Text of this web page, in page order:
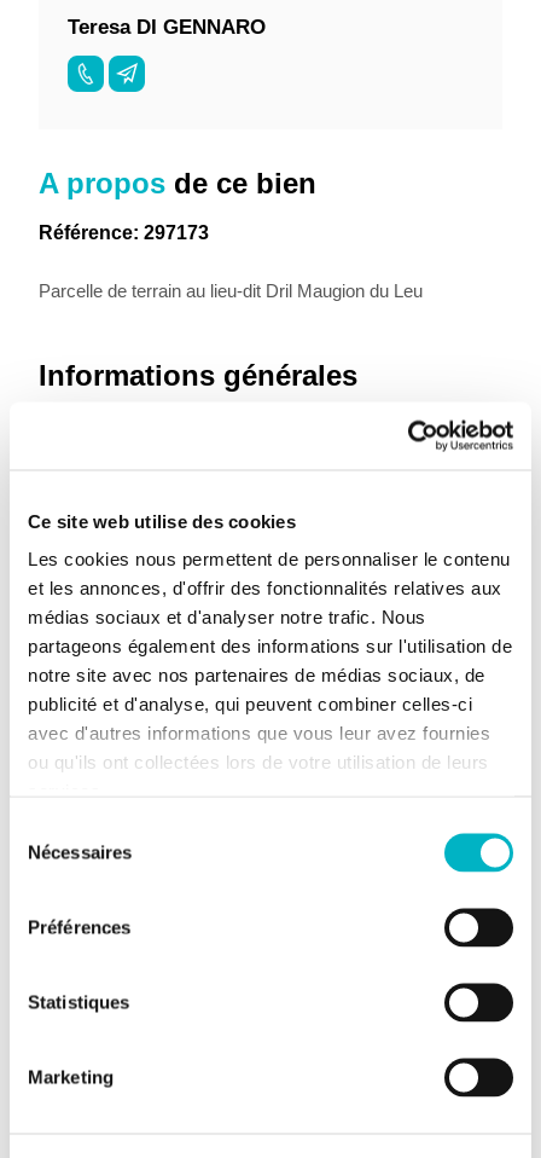
Ce site web utilise des cookies
Les cookies nous permettent de personnaliser le contenu
et les annonces, d'offrir des fonctionnalités relatives aux
médias sociaux et d'analyser notre trafic. Nous
partageons également des informations sur l'utilisation de
notre site avec nos partenaires de médias sociaux, de
publicité et d'analyse, qui peuvent combiner celles-ci
avec d'autres informations que vous leur avez fournies
ou qu'ils ont collectées lors de votre utilisation de leurs
Nécessaires
Préférences
Statistiques
Marketing
A propos de ce bien
Référence: 297173
Parcelle de terrain au lieu-dit Dril Maugion du Leu
Informations générales
Informations sur le jardin et
terrain
Superficie
cadastrale
1153m2
Informations financières
Teresa DI GENNARO